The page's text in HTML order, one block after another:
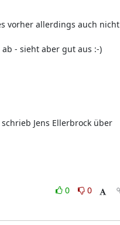
vorher allerdings auch
- sieht aber gut aus :-)
Jens Ellerbrock über
0
0